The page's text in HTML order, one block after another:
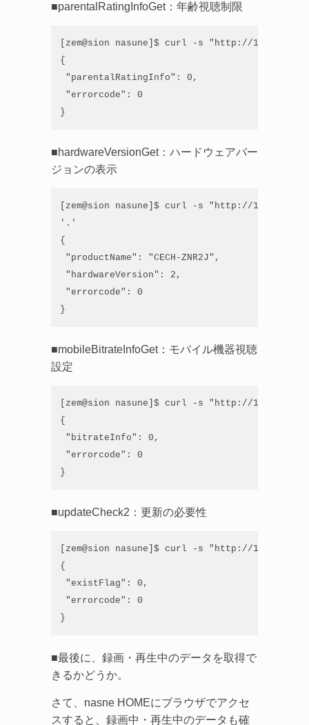
■parentalRatingInfoGet：年齢視聴制限
[zem@sion nasune]$ curl -s "http://
{
"parentalRatingInfo": 0,
"errorcode": 0
}
■hardwareVersionGet：ハードウェアバー
ジョンの表示
[zem@sion nasune]$ curl -s "http://
'.'
{
"productName": "CECH-ZNR2J",
"hardwareVersion": 2,
"errorcode": 0
}
■mobileBitrateInfoGet：モバイル機器視聴
設定
[zem@sion nasune]$ curl -s "http://
{
"bitrateInfo": 0,
"errorcode": 0
}
■updateCheck2：更新の必要性
[zem@sion nasune]$ curl -s "http://
{
"existFlag": 0,
"errorcode": 0
}
■最後に、録画・再生中のデータを取得で
きるかどうか。
さて、nasne HOMEにブラウザでアクセ
スすると、録画中・再生中のデータも確